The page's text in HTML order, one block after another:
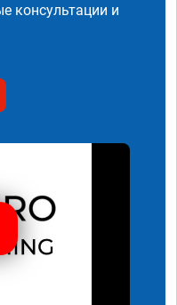
консультации и